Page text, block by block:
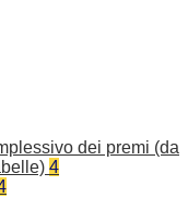
dei premi (da
4